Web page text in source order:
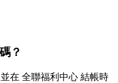
？
在 全聯福利中心 結帳時